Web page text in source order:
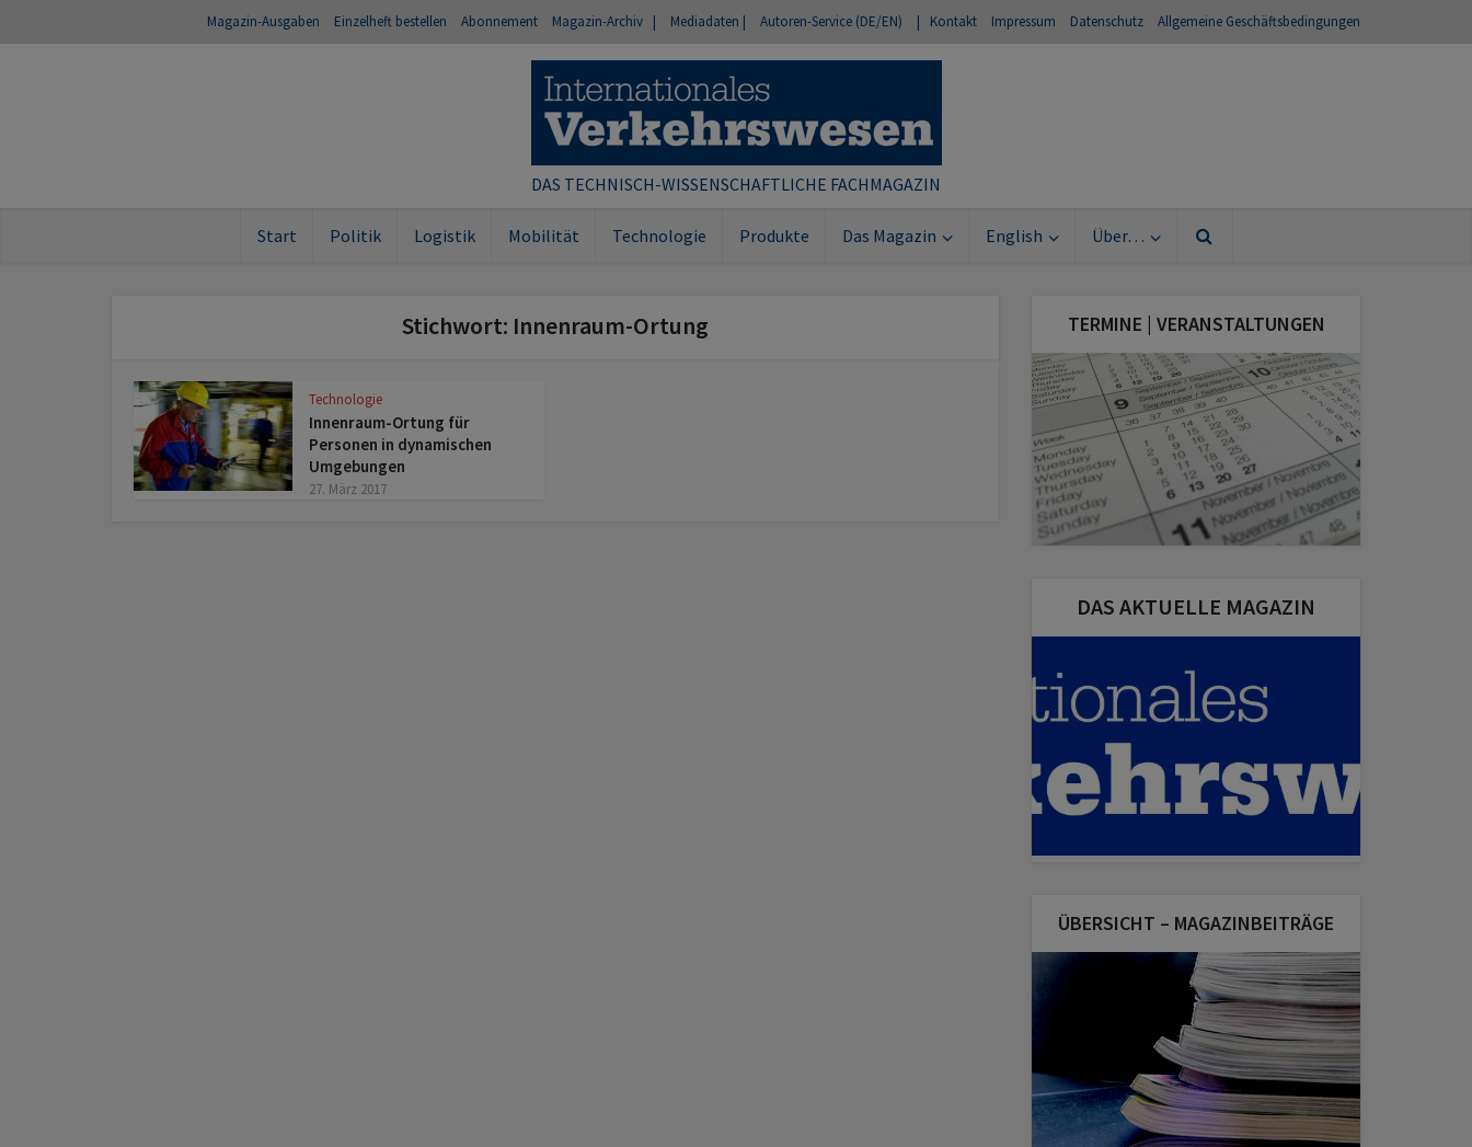
Magazin-Ausgaben Einzelheft bestellen Abonnement Magazin-Archiv | Mediadaten | Autoren-Service (DE/EN) | Kontakt Impressum Datenschutz Allgemeine Geschäftsbedingungen
DAS TECHNISCH-WISSENSCHAFTLICHE FACHMAGAZIN
Start Politik Logistik Mobilität Technologie Produkte Das Magazin English Über…
Stichwort: Innenraum-Ortung
Technologie
Innenraum-Ortung für
Personen in dynamischen
Umgebungen
27. März 2017
TERMINE | VERANSTALTUNGEN
DAS AKTUELLE MAGAZIN
ÜBERSICHT – MAGAZINBEITRÄGE